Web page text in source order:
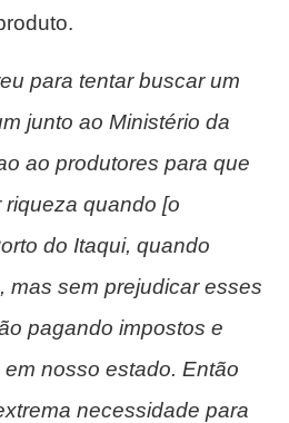
para tentar buscar um
junto ao Ministério da
ao produtores para que
quando [o
do Itaqui, quando
mas sem prejudicar esses
pagando impostos e
nosso estado. Então
necessidade para